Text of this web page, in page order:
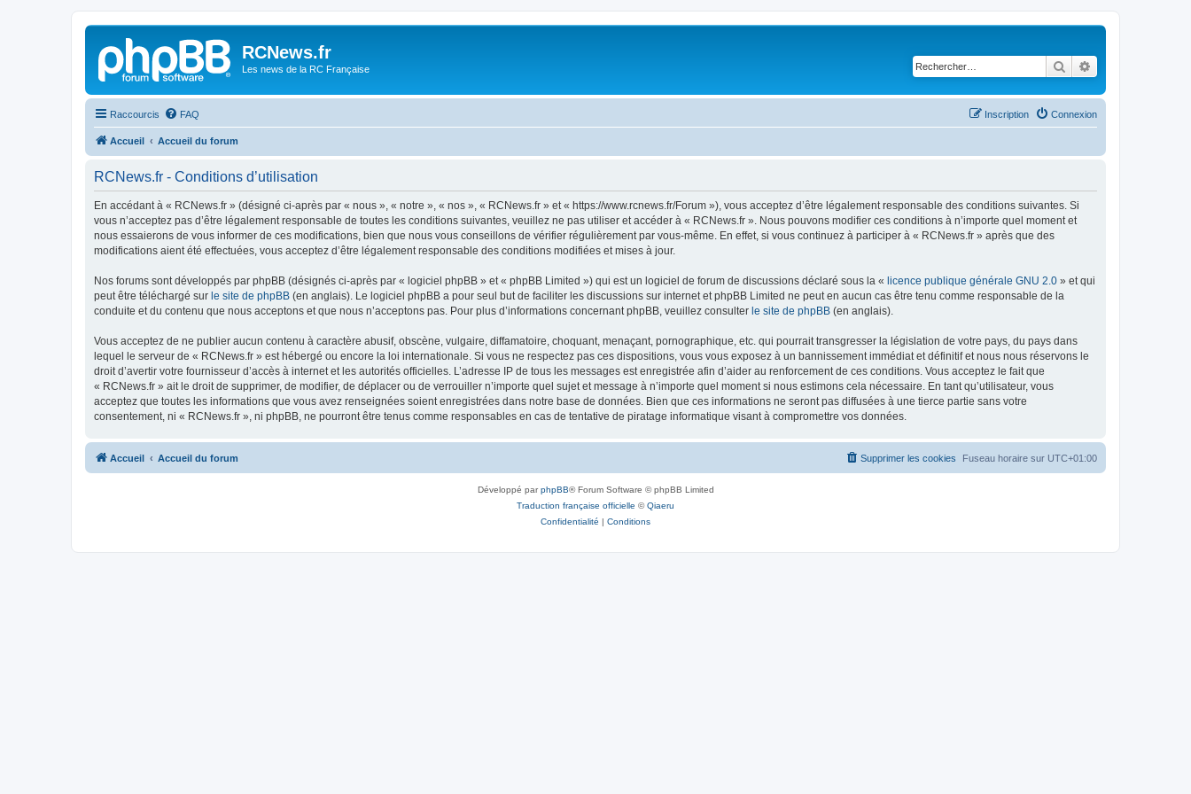
RCNews.fr
Les news de la RC Française Rechercher
Raccourcis FAQ Connexion
Inscription
Accueil Accueil du forum
RCNews.fr - Conditions d’utilisation
En accédant à « RCNews.fr » (désigné ci-après par « nous », « notre », « nos », « RCNews.fr » et « https://www.rcnews.fr/Forum »), vous acceptez d’être légalement responsable des conditions suivantes. Si
vous n’acceptez pas d’être légalement responsable de toutes les conditions suivantes, veuillez ne pas utiliser et accéder à « RCNews.fr ». Nous pouvons modifier ces conditions à n’importe quel moment et
nous essaierons de vous informer de ces modifications, bien que nous vous conseillons de vérifier régulièrement par vous-même. En effet, si vous continuez à participer à « RCNews.fr » après que des
modifications aient été effectuées, vous acceptez d’être légalement responsable des conditions modifiées et mises à jour.
Nos forums sont développés par phpBB (désignés ci-après par « logiciel phpBB » et « phpBB Limited ») qui est un logiciel de forum de discussions déclaré sous la « licence publique générale GNU 2.0 » et qui
peut être téléchargé sur le site de phpBB (en anglais). Le logiciel phpBB a pour seul but de faciliter les discussions sur internet et phpBB Limited ne peut en aucun cas être tenu comme responsable de la
conduite et du contenu que nous acceptons et que nous n’acceptons pas. Pour plus d’informations concernant phpBB, veuillez consulter le site de phpBB (en anglais).
Vous acceptez de ne publier aucun contenu à caractère abusif, obscène, vulgaire, diffamatoire, choquant, menaçant, pornographique, etc. qui pourrait transgresser la législation de votre pays, du pays dans
lequel le serveur de « RCNews.fr » est hébergé ou encore la loi internationale. Si vous ne respectez pas ces dispositions, vous vous exposez à un bannissement immédiat et définitif et nous nous réservons le
droit d’avertir votre fournisseur d’accès à internet et les autorités officielles. L’adresse IP de tous les messages est enregistrée afin d’aider au renforcement de ces conditions. Vous acceptez le fait que
« RCNews.fr » ait le droit de supprimer, de modifier, de déplacer ou de verrouiller n’importe quel sujet et message à n’importe quel moment si nous estimons cela nécessaire. En tant qu’utilisateur, vous
acceptez que toutes les informations que vous avez renseignées soient enregistrées dans notre base de données. Bien que ces informations ne seront pas diffusées à une tierce partie sans votre
consentement, ni « RCNews.fr », ni phpBB, ne pourront être tenus comme responsables en cas de tentative de piratage informatique visant à compromettre vos données.
Accueil Accueil du forum Fuseau horaire sur UTC+01:00
Supprimer les cookies
Développé parphpBB® Forum Software © phpBB Limited
Traduction française officielle ©Qiaeru
Confidentialité | Conditions